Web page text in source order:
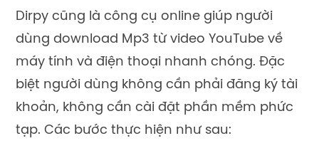
Dirpy cũng là công cụ online giúp người
dùng download Mp3 từ video YouTube về
máy tính và điện thoại nhanh chóng. Đặc
biệt người dùng không cần phải đăng ký tài
khoản, không cần cài đặt phần mềm phức
tạp. Các bước thực hiện như sau: